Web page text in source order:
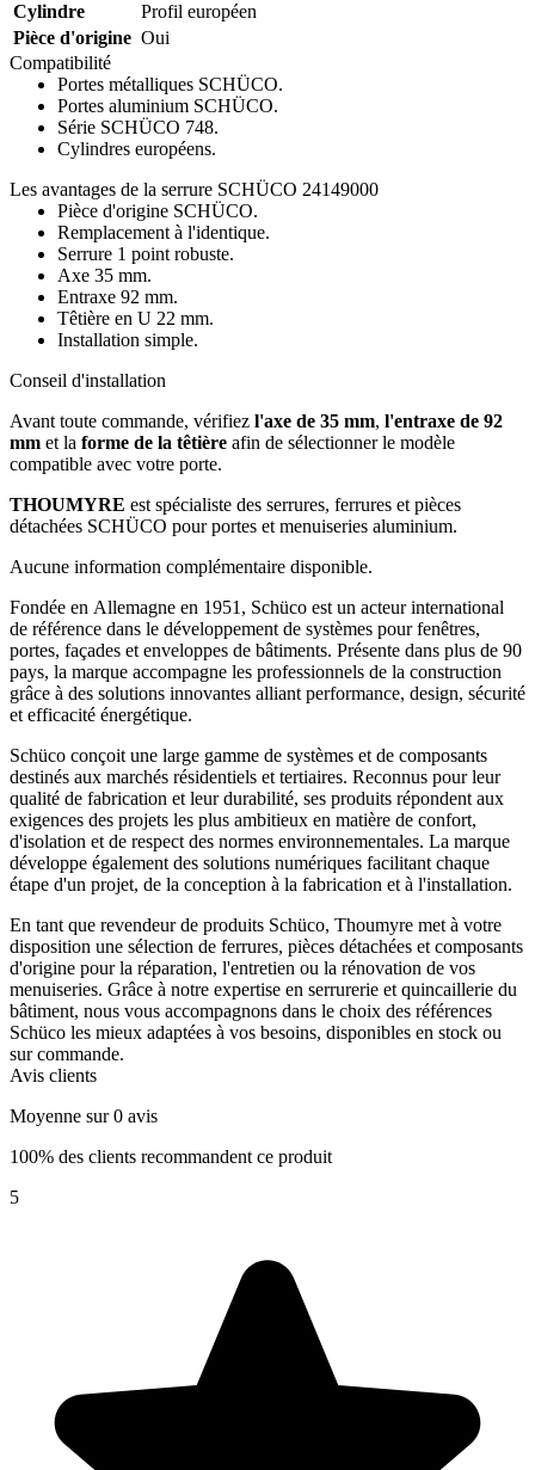
Cylindre
Profil européen
Pièce d'origine Oui
Compatibilité
Portes métalliques SCHÜCO.
Portes aluminium SCHÜCO.
Série SCHÜCO 748.
Cylindres européens.
Les avantages de la serrure SCHÜCO 24149000
Pièce d'origine SCHÜCO.
Remplacement à l'identique.
Serrure 1 point robuste.
Axe 35 mm.
Entraxe 92 mm.
Têtière en U 22 mm.
Installation simple.
Conseil d'installation
Avant toute commande, vérifiez l'axe de 35 mm, l'entraxe de 92
mm et la forme de la têtière afin de sélectionner le modèle
compatible avec votre porte.
THOUMYRE est spécialiste des serrures, ferrures et pièces
détachées SCHÜCO pour portes et menuiseries aluminium.
Aucune information complémentaire disponible.
Fondée en Allemagne en 1951, Schüco est un acteur international
de référence dans le développement de systèmes pour fenêtres,
portes, façades et enveloppes de bâtiments. Présente dans plus de 90
pays, la marque accompagne les professionnels de la construction
grâce à des solutions innovantes alliant performance, design, sécurité
et efficacité énergétique.
Schüco conçoit une large gamme de systèmes et de composants
destinés aux marchés résidentiels et tertiaires. Reconnus pour leur
qualité de fabrication et leur durabilité, ses produits répondent aux
exigences des projets les plus ambitieux en matière de confort,
d'isolation et de respect des normes environnementales. La marque
développe également des solutions numériques facilitant chaque
étape d'un projet, de la conception à la fabrication et à l'installation.
En tant que revendeur de produits Schüco, Thoumyre met à votre
disposition une sélection de ferrures, pièces détachées et composants
d'origine pour la réparation, l'entretien ou la rénovation de vos
menuiseries. Grâce à notre expertise en serrurerie et quincaillerie du
bâtiment, nous vous accompagnons dans le choix des références
Schüco les mieux adaptées à vos besoins, disponibles en stock ou
sur commande.
Avis clients
Moyenne sur 0 avis
100% des clients recommandent ce produit
5